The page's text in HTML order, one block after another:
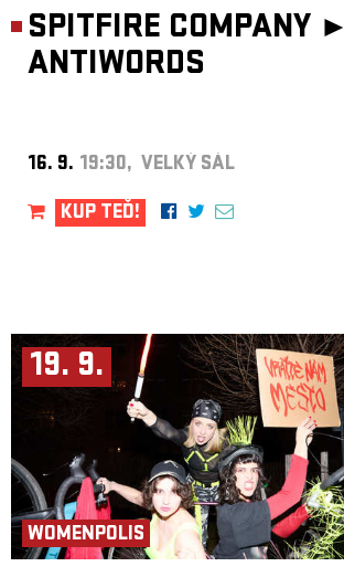
SPITFIRE COMPANY ►
ANTIWORDS
16. 9. 19:30, VELKÝ SÁL
KUP TEĎ!
19. 9.
WOMENPOLIS